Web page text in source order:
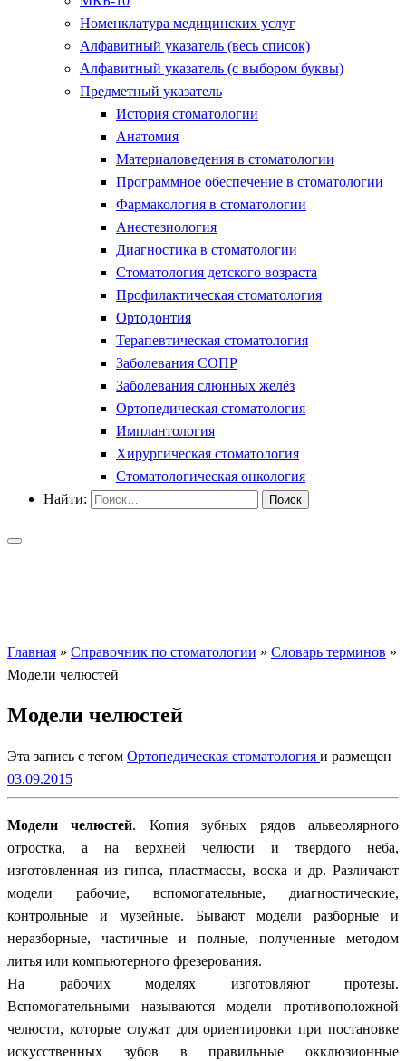
Номенклатура медицинских услуг
Алфавитный указатель (весь список)
Алфавитный указатель (с выбором буквы)
Предметный указатель
История стоматологии
Анатомия
Материаловедения в стоматологии
Программное обеспечение в стоматологии
Фармакология в стоматологии
Анестезиология
Диагностика в стоматологии
Стоматология детского возраста
Профилактическая стоматология
Ортодонтия
Терапевтическая стоматология
Заболевания СОПР
Заболевания слюнных желёз
Ортопедическая стоматология
Имплантология
Хирургическая стоматология
Стоматологическая онкология
Найти:
Главная » Справочник по стоматологии » Словарь терминов »
Модели челюстей
Модели челюстей
Эта запись с тегом Ортопедическая стоматология и размещен
03.09.2015
Модели челюстей. Копия зубных рядов альвеолярного
отростка, а на верхней челюсти и твердого неба,
изготовленная из гипса, пластмассы, воска и др. Различают
модели рабочие, вспомогательные, диагностические,
контрольные и музейные. Бывают модели разборные и
неразборные, частичные и полные, полученные методом
литья или компьютерного фрезерования.
На рабочих моделях изготовляют протезы.
Вспомогательными называются модели противоположной
челюсти, которые служат для ориентировки при постановке
искусственных зубов в правильные окклюзионные